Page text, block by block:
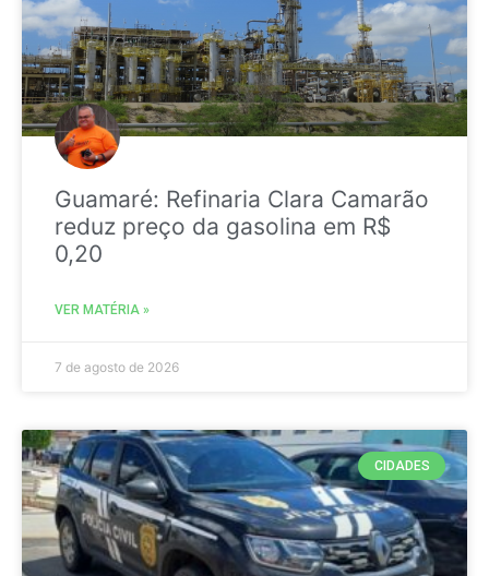
Guamaré: Refinaria Clara Camarão
reduz preço da gasolina em R$
0,20
VER MATÉRIA »
7 de agosto de 2026
CIDADES